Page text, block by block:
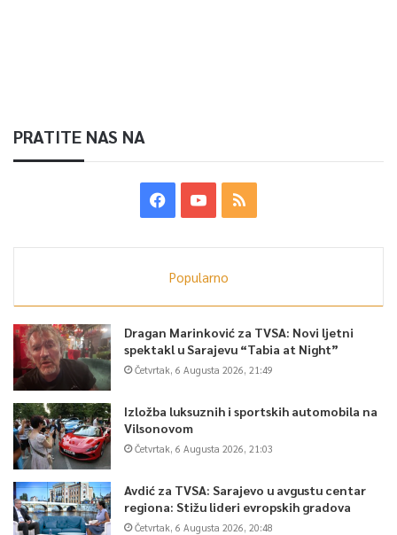
PRATITE NAS NA
Popularno
Dragan Marinković za TVSA: Novi ljetni
spektakl u Sarajevu “Tabia at Night”
Četvrtak, 6 Augusta 2026, 21:49
Izložba luksuznih i sportskih automobila na
Vilsonovom
Četvrtak, 6 Augusta 2026, 21:03
Avdić za TVSA: Sarajevo u avgustu centar
regiona: Stižu lideri evropskih gradova
Četvrtak, 6 Augusta 2026, 20:48